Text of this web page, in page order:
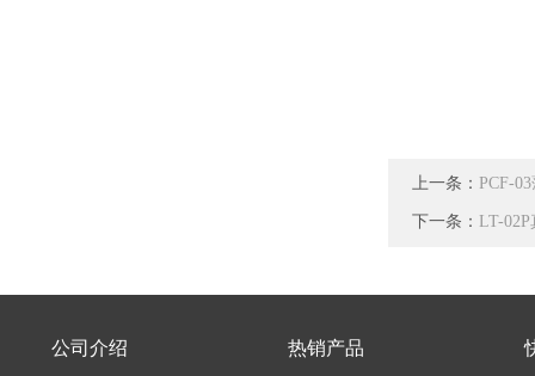
上一条： PCF-
下一条： LT-
公司介绍 热销产品